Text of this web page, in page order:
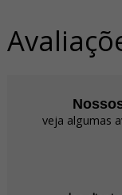
veja algumas